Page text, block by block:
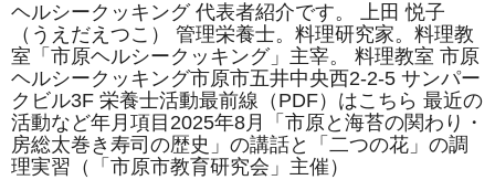
ヘルシークッキング 代表者紹介です。 上田 悦子
（うえだえつこ） 管理栄養士。料理研究家。料理教
室「市原ヘルシークッキング」主宰。 料理教室 市原
ヘルシークッキング市原市五井中央西2-2-5 サンパー
クビル3F 栄養士活動最前線（PDF）はこちら 最近の
活動など年月項目2025年8月「市原と海苔の関わり・
房総太巻き寿司の歴史」の講話と「二つの花」の調
理実習（「市原市教育研究会」主催）